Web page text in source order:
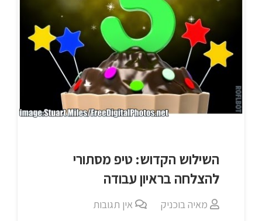
השילוש הקדוש: טיפ מסתורי
להצלחה בראיון עבודה
מאיה בוכניק אין תגובות